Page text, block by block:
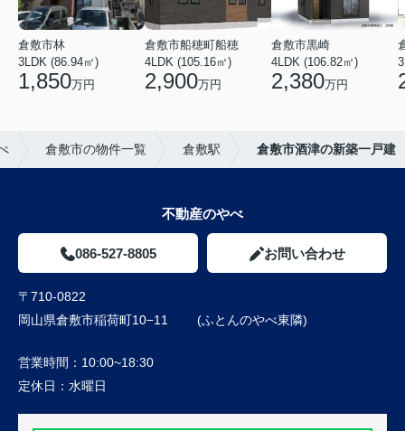
倉敷市林
3LDK (86.94㎡)
1,850万円
倉敷市船穂町船穂
4LDK (105.16㎡)
2,900万円
倉敷市黒崎
4LDK (106.82㎡)
2,380万円
倉敷市の物件一覧 倉敷駅 倉敷市酒津の新築一戸建
不動産のやべ
086-527-8805 お問い合わせ
〒710-0822
岡山県倉敷市稲荷町10−11 (ふとんのやべ東隣)
営業時間： 10:00~18:30
定休日： 水曜日